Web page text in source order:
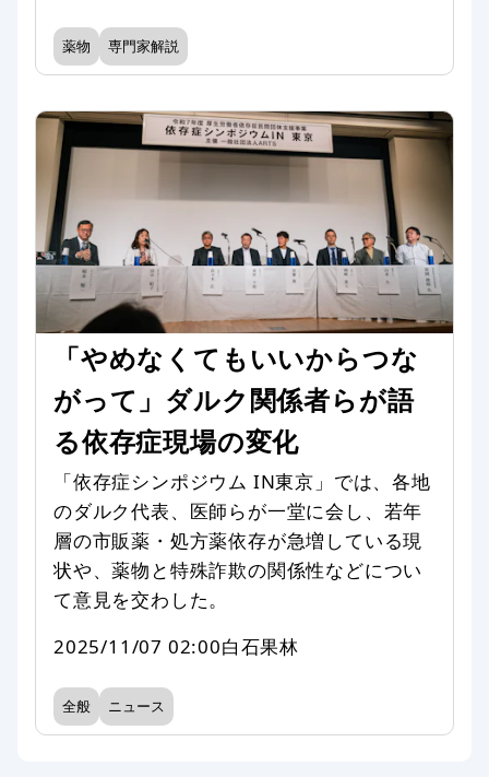
薬物 専門家解説
「やめなくてもいいからつな
がって」ダルク関係者らが語
る依存症現場の変化
「依存症シンポジウム IN東京」では、各地
のダルク代表、医師らが一堂に会し、若年
層の市販薬・処方薬依存が急増している現
状や、薬物と特殊詐欺の関係性などについ
て意見を交わした。
2025/11/07 02:00白石果林
全般 ニュース